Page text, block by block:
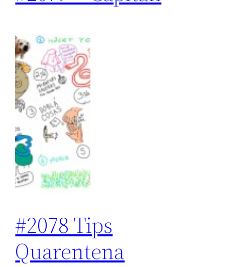
#2078 Tips
Quarentena